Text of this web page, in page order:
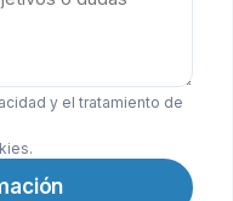
y el tratamiento de
.